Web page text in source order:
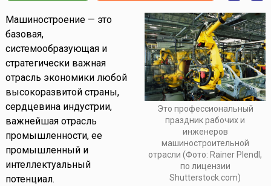
Это профессиональный
праздник рабочих и
инженеров
машиностроительной
отрасли (Фото: Rainer Plendl,
по лицензии
Shutterstock.com)
Машиностроение — это
базовая,
системообразующая и
стратегически важная
отрасль экономики любой
высокоразвитой страны,
сердцевина индустрии,
важнейшая отрасль
промышленности, ее
промышленный и
интеллектуальный
потенциал.